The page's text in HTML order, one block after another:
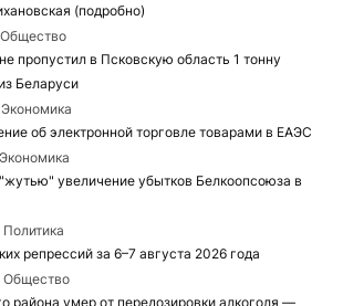
(подробно)
Общество
пропустил в Псковскую область 1 тонну
Беларуси
Экономика
об электронной торговле товарами в ЕАЭС
Экономика
увеличение убытков Белкоопсоюза в
Политика
репрессий за 6–7 августа 2026 года
Общество
района умер от передозировки алкоголя —